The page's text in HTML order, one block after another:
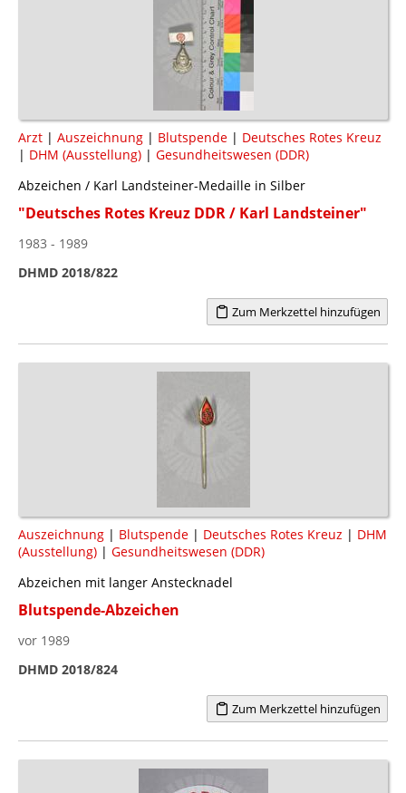
Arzt | Auszeichnung | Blutspende | Deutsches Rotes Kreuz
| DHM (Ausstellung) | Gesundheitswesen (DDR)
Abzeichen / Karl Landsteiner-Medaille in Silber
"Deutsches Rotes Kreuz DDR / Karl Landsteiner"
1983 - 1989
DHMD 2018/822
Zum Merkzettel hinzufügen
Auszeichnung | Blutspende | Deutsches Rotes Kreuz | DHM
(Ausstellung) | Gesundheitswesen (DDR)
Abzeichen mit langer Anstecknadel
Blutspende-Abzeichen
vor 1989
DHMD 2018/824
Zum Merkzettel hinzufügen